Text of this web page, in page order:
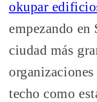
okupar
empezando en
ciudad más
techo como